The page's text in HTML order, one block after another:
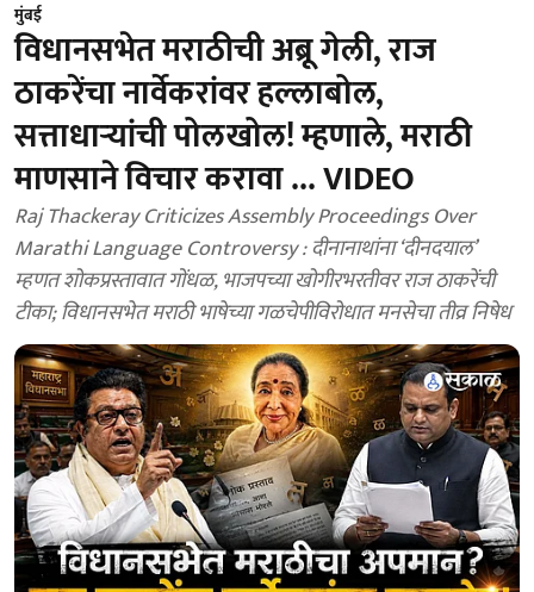
मुंबई
विधानसभेत मराठीची अब्रू गेली, राज
ठाकरेंचा नार्वेकरांवर हल्लाबोल,
सत्ताधाऱ्यांची पोलखोल! म्हणाले, मराठी
माणसाने विचार करावा ... VIDEO
Raj Thackeray Criticizes Assembly Proceedings Over
Marathi Language Controversy : दीनानाथांना ‘दीनदयाल’
म्हणत शोकप्रस्तावात गोंधळ, भाजपच्या खोगीरभरतीवर राज ठाकरेंची
टीका; विधानसभेत मराठी भाषेच्या गळचेपीविरोधात मनसेचा तीव्र निषेध